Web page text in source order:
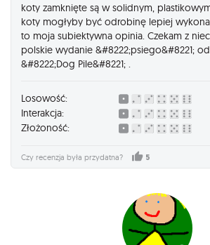
koty zamknięte są w solidnym,
koty mogłyby być odrobinę lepiej
to moja subiektywna opinia. Czekam z
polskie wydanie &#8222;psiego&#8221;
&#8222;Dog Pile&#8221; .
Losowość:
Interakcja:
Złożoność:
Czy recenzja była przydatna? 5